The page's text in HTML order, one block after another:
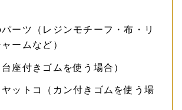
ーツ（レジンモチーフ・布・リ
ームなど）
座付きゴムを使う場合）
ットコ（カン付きゴムを使う場